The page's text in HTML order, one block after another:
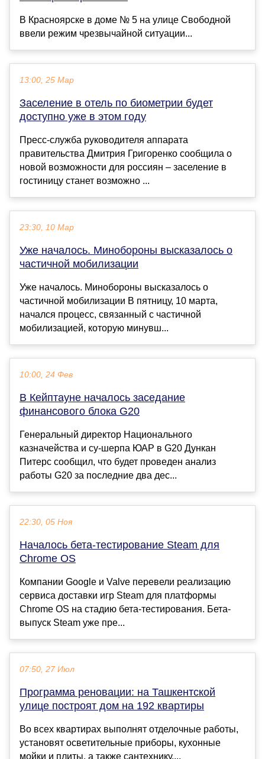
В Красноярске в доме № 5 на улице Свободной
ввели режим чрезвычайной ситуации...
13:00, 25 Мар
Заселение в отель по биометрии будет
доступно уже в этом году
Пресс-служба руководителя аппарата
правительства Дмитрия Григоренко сообщила о
новой возможности для россиян – заселение в
гостиницу станет возможно ...
23:30, 10 Мар
Уже началось. Минобороны высказалось о
частичной мобилизации
Уже началось. Минобороны высказалось о
частичной мобилизации В пятницу, 10 марта,
начался процесс, связанный с частичной
мобилизацией, которую минувш...
10:00, 24 Фев
В Кейптауне началось заседание
финансового блока G20
Генеральный директор Национального
казначейства и су-шерпа ЮАР в G20 Дункан
Питерс сообщил, что будет проведен анализ
работы G20 за последние два дес...
22:30, 05 Ноя
Началось бета-тестирование Steam для
Chrome OS
Компании Google и Valve перевели реализацию
сервиса доставки игр Steam для платформы
Chrome OS на стадию бета-тестирования. Бета-
выпуск Steam уже пре...
07:50, 27 Июл
Программа реновации: на Ташкентской
улице построят дом на 192 квартиры
Во всех квартирах выполнят отделочные работы,
установят осветительные приборы, кухонные
мойки и плиты, а также сантехнику....